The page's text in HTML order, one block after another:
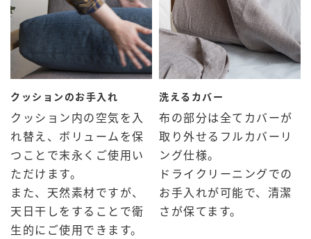
クッションのお手入れ
クッション内の空気を入
れ替え、ボリュームを保
つことで末永くご使用い
ただけます。
また、天然素材ですが、
天日干しをすることで衛
生的にご使用できます。
洗えるカバー
布の部分は全てカバーが
取り外せるフルカバーリ
ング仕様。
ドライクリーニングでの
お手入れが可能で、清潔
さが保てます。